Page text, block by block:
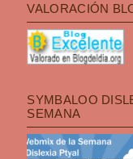
VALORACIÓN
SYMBALOO
SEMANA